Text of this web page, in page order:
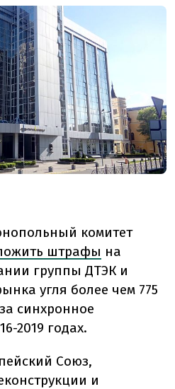
комитет
штрафы на
группы ДТЭК и
угля более чем 775
синхронное
2019 годах.
Союз,
и